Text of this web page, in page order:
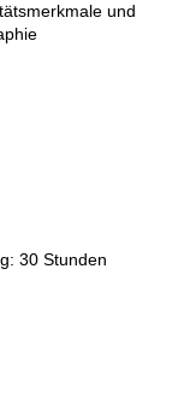
und
30 Stunden